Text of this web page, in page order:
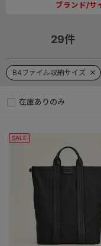
ブランド/サ
29件
B4ファイル収納サイズ
在庫ありのみ
SALE